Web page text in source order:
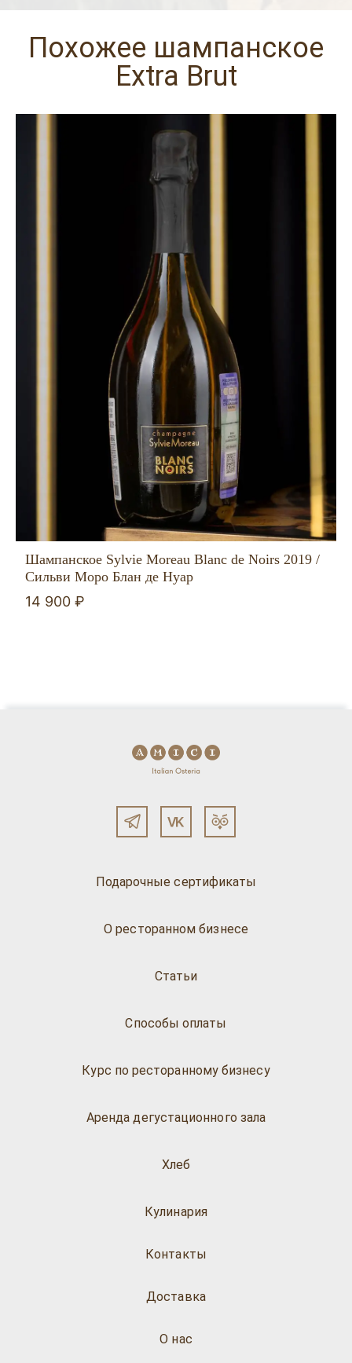
Похожее шампанское
Extra Brut
Шампанское Sylvie Moreau Blanc de Noirs 2019 /
Сильви Моро Блан де Нуар
14 900 ₽
Подарочные сертификаты
О ресторанном бизнесе
Статьи
Способы оплаты
Курс по ресторанному бизнесу
Аренда дегустационного зала
Хлеб
Кулинария
О нас
Доставка
Контакты